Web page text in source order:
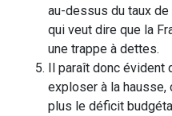
au-dessus du taux
qui veut dire que la
une trappe à dettes.
Il paraît donc évident
exploser à la
plus le déficit